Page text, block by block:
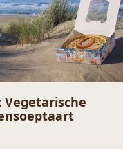
Vegetarische